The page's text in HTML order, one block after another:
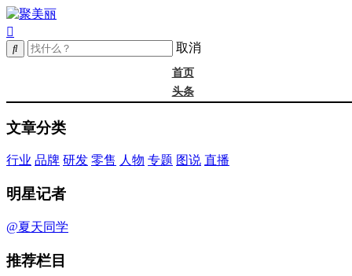
取消
首页
头条
成分
文章分类
行业 品牌 研发 零售 人物 专题 图说 直播
明星记者
@夏天同学
推荐栏目